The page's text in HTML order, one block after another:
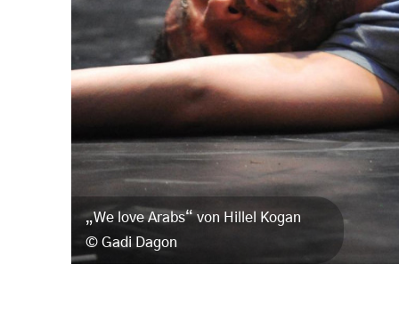
„We love Arabs“ von Hillel Kogan
Gadi Dagon